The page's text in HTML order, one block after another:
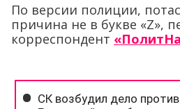
По версии полиции,
причина не в букве «Z»,
корреспондент